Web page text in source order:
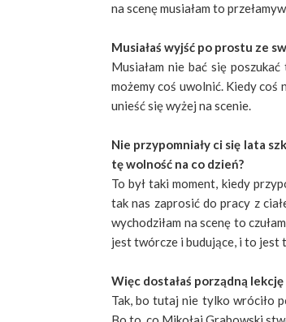
na scenę musiałam to
Musiałaś wyjść po prostu ze
Musiałam nie bać się
możemy coś uwolnić. Kiedy coś
unieść się wyżej na scenie.
Nie przypomniały ci się lata
tę wolność na co dzień?
To był taki moment, kiedy
tak nas zaprosić do pracy z
wychodziłam na scenę to
jest twórcze i budujące, i to jest
Więc dostałaś porządną lekcję
Tak, bo tutaj nie tylko wróciło